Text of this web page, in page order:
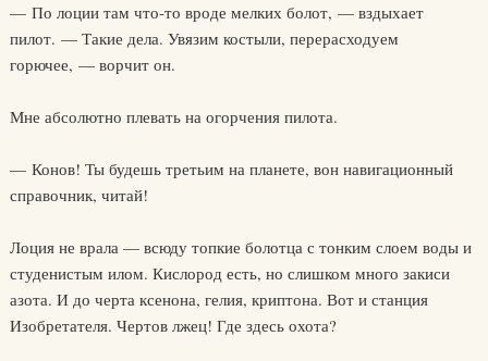
— По лоции там что-то вроде мелких болот, — вздыхает
пилот. — Такие дела. Увязим костыли, перерасходуем
горючее, — ворчит он.
Мне абсолютно плевать на огорчения пилота.
— Конов! Ты будешь третьим на планете, вон навигационный
справочник, читай!
Лоция не врала — всюду топкие болотца с тонким слоем воды и
студенистым илом. Кислород есть, но слишком много закиси
азота. И до черта ксенона, гелия, криптона. Вот и станция
Изобретателя. Чертов лжец! Где здесь охота?